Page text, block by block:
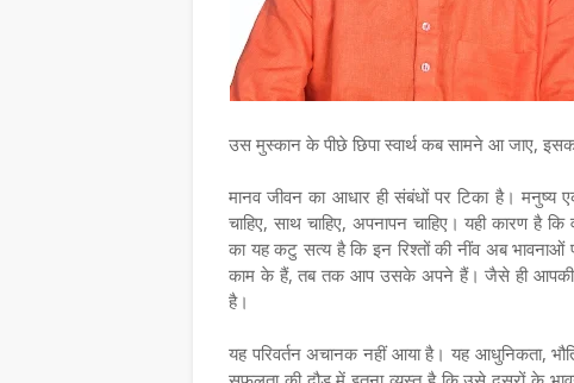
उस मुस्कान के पीछे छिपा स्वार्थ कब सामने आ जाए,
मानव जीवन का आधार ही संबंधों पर टिका है।
चाहिए, साथ चाहिए, अपनापन चाहिए। यही कारण है
का यह कटु सत्य है कि इन रिश्तों की नींव अब
काम के हैं, तब तक आप उसके अपने हैं। जैसे ही आपकी
है।
यह परिवर्तन अचानक नहीं आया है। यह आधुनिकता,